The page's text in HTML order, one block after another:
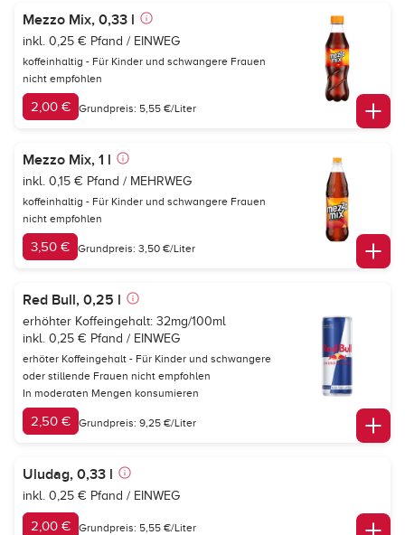
Mezzo Mix, 0,33 l
inkl. 0,25 € Pfand / EINWEG
koffeinhaltig - Für Kinder und schwangere Frauen
nicht empfohlen
2,00 € Grundpreis: 5,55 €/Liter
Mezzo Mix, 1 l
inkl. 0,15 € Pfand / MEHRWEG
koffeinhaltig - Für Kinder und schwangere Frauen
nicht empfohlen
3,50 € Grundpreis: 3,50 €/Liter
Red Bull, 0,25 l
erhöhter Koffeingehalt: 32mg/100ml
inkl. 0,25 € Pfand / EINWEG
erhöter Koffeingehalt - Für Kinder und schwangere
oder stillende Frauen nicht empfohlen
In moderaten Mengen konsumieren
2,50 € Grundpreis: 9,25 €/Liter
Uludag, 0,33 l
inkl. 0,25 € Pfand / EINWEG
2,00 € Grundpreis: 5,55 €/Liter